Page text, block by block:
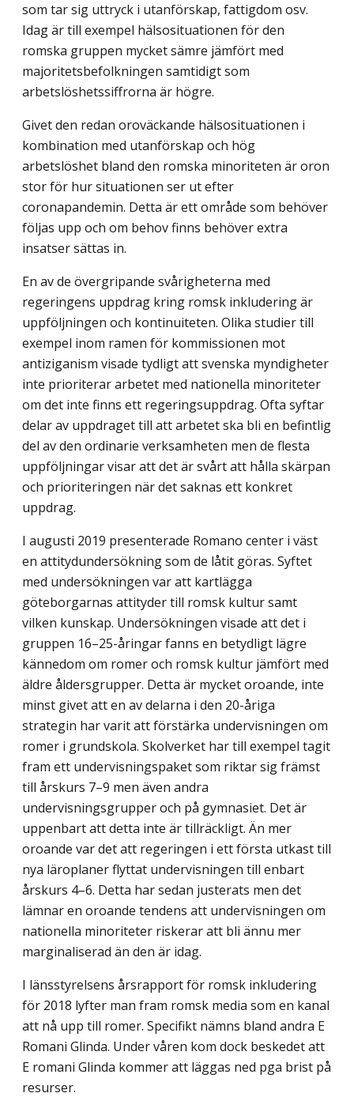
som tar sig uttryck i utanförskap, fattigdom osv.
Idag är till exempel hälsosituationen för den
romska gruppen mycket sämre jämfört med
majoritetsbefolkningen samtidigt som
arbetslöshetssiffrorna är högre.
Givet den redan oroväckande hälsosituationen i
kombination med utanförskap och hög
arbetslöshet bland den romska minoriteten är oron
stor för hur situationen ser ut efter
coronapandemin. Detta är ett område som behöver
följas upp och om behov finns behöver extra
insatser sättas in.
En av de övergripande svårigheterna med
regeringens uppdrag kring romsk inklu­dering är
uppföljningen och kontinuiteten. Olika studier till
exempel inom ramen för kommissionen mot
antiziganism visade tydligt att svenska myndigheter
inte prioriterar arbetet med nationella minoriteter
om det inte finns ett regeringsuppdrag. Ofta syftar
delar av uppdraget till att arbetet ska bli en befintlig
del av den ordinarie verksamheten men de flesta
uppföljningar visar att det är svårt att hålla skärpan
och prioriteringen när det saknas ett konkret
uppdrag.
I augusti 2019 presenterade Romano center i väst
en attitydundersökning som de låtit göras. Syftet
med undersökningen var att kartlägga
göteborgarnas attityder till romsk kultur samt
vilken kunskap. Undersökningen visade att det i
gruppen 16–25-åringar fanns en betydligt lägre
kännedom om romer och romsk kultur jämfört med
äldre åldersgrupper. Detta är mycket oroande, inte
minst givet att en av delarna i den 20-åriga
strategin har varit att förstärka undervisningen om
romer i grundskola. Skolverket har till exempel tagit
fram ett undervisningspaket som riktar sig främst
till årskurs 7–9 men även andra
undervisningsgrupper och på gymnasiet. Det är
uppenbart att detta inte är tillräckligt. Än mer
oroande var det att regeringen i ett första utkast till
nya läroplaner flyttat undervisningen till enbart
årskurs 4–6. Detta har sedan justerats men det
lämnar en oroande tendens att undervisningen om
nationella minoriteter riskerar att bli ännu mer
marginaliserad än den är idag.
I länsstyrelsens årsrapport för romsk inkludering
för 2018 lyfter man fram romsk media som en kanal
att nå upp till romer. Specifikt nämns bland andra E
Romani Glinda. Under våren kom dock beskedet att
E romani Glinda kommer att läggas ned pga brist på
resurser.